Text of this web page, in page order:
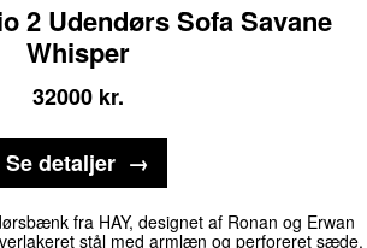
2 Udendørs Sofa Savane
Whisper
32000 kr.
Se detaljer
fra HAY, designet af Ronan og Erwan
stål med armlæn og perforeret sæde,